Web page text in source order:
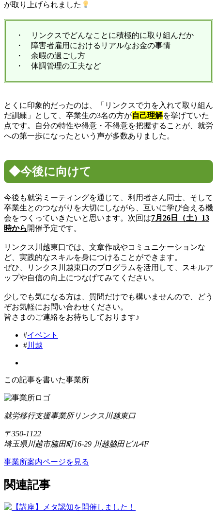
が取り上げられました
・ リンクスでどんなことに積極的に取り組んだか
・ 障害者雇用におけるリアルなお金の事情
・ 余暇の過ごし方
・ 体調管理の工夫など
とくに印象的だったのは、「リンクスで力を入れて取り組ん
だ訓練」として、卒業生の3名の方が自己理解を挙げていた
点です。自分の特性や得意・不得意を把握することが、就労
への第一歩になったという声が多数ありました。
◆今後に向けて
今後も就労ミーティングを通じて、利用者さん同士、そして
卒業生とのつながりを大切にしながら、互いに学び合える機
会をつくっていきたいと思います。次回は7月26日（土）13
時から 開催予定です。
リンクス川越東口では、文章作成やコミュニケーションな
ど、実践的なスキルを身につけることができます。
ぜひ、リンクス川越東口のプログラムを活用して、スキルア
ップや自信の向上につなげてみてください。
少しでも気になる方は、質問だけでも構いませんので、どう
ぞお気軽にお問い合わせください。
皆さまのご連絡をお待ちしております♪
#イベント
#川越
この記事を書いた事業所
就労移行支援事業所リンクス川越東口
〒350-1122
埼玉県川越市脇田町16-29 川越脇田ビル4F
事業所案内ページを見る
関連記事